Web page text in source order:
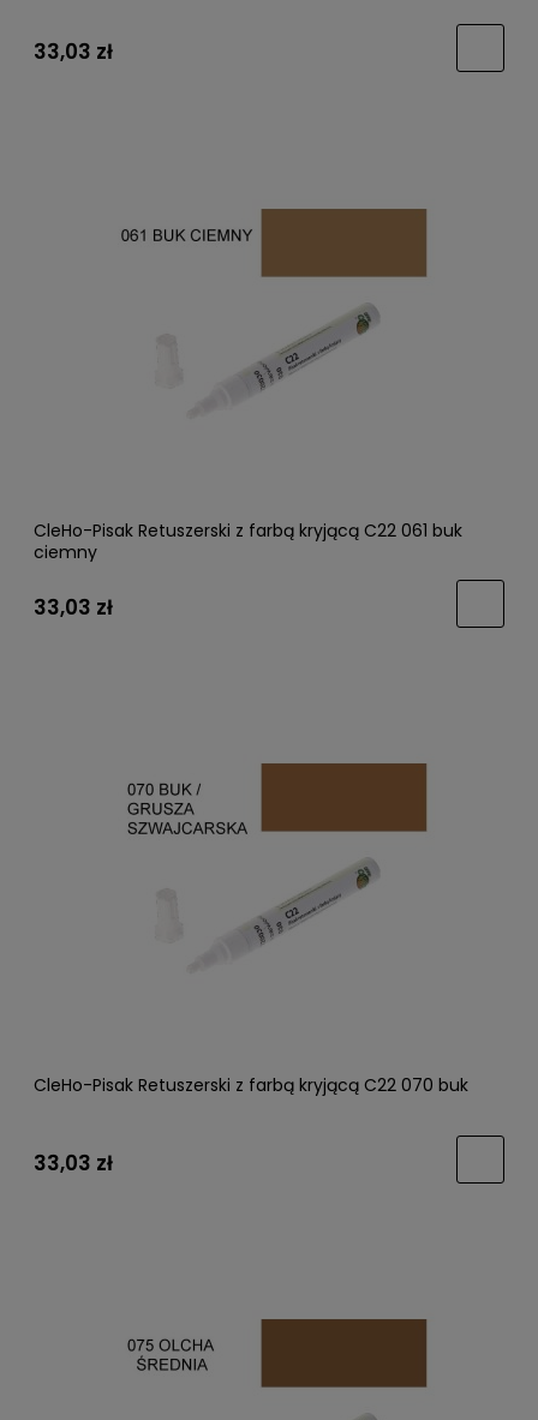
33,03 zł
CleHo-Pisak Retuszerski z farbą kryjącą C22 061 buk
ciemny
33,03 zł
CleHo-Pisak Retuszerski z farbą kryjącą C22 070 buk
33,03 zł